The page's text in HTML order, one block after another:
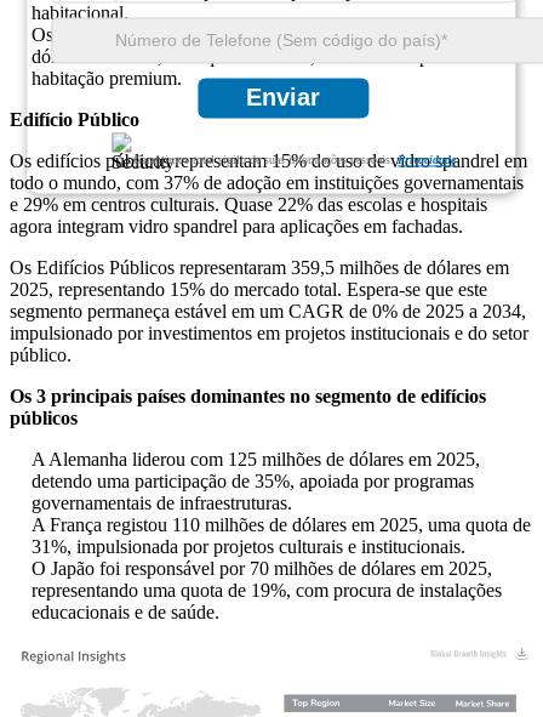
Enviar
Garantimos total sigilo de suas informações pessoais.Privacidade
habitacional.
Os Estados Unidos foram responsáveis ​​por 160 milhões de
dólares em 2025, uma quota de 22%, reflectindo a procura de
habitação premium.
Edifício Público
Os edifícios públicos representam 15% do uso de vidro spandrel em
todo o mundo, com 37% de adoção em instituições governamentais
e 29% em centros culturais. Quase 22% das escolas e hospitais
agora integram vidro spandrel para aplicações em fachadas.
Os Edifícios Públicos representaram 359,5 milhões de dólares em
2025, representando 15% do mercado total. Espera-se que este
segmento permaneça estável em um CAGR de 0% de 2025 a 2034,
impulsionado por investimentos em projetos institucionais e do setor
público.
Os 3 principais países dominantes no segmento de edifícios
públicos
A Alemanha liderou com 125 milhões de dólares em 2025,
detendo uma participação de 35%, apoiada por programas
governamentais de infraestruturas.
A França registou 110 milhões de dólares em 2025, uma quota de
31%, impulsionada por projetos culturais e institucionais.
O Japão foi responsável por 70 milhões de dólares em 2025,
representando uma quota de 19%, com procura de instalações
educacionais e de saúde.